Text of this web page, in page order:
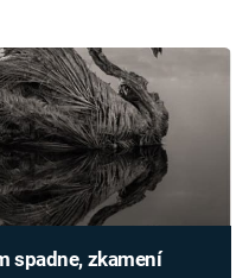
spadne, zkamení